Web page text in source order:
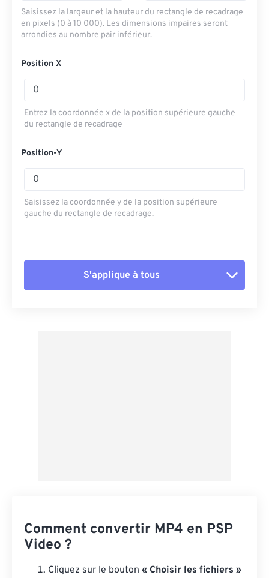
Saisissez la largeur et la hauteur du rectangle de recadrage
en pixels (0 à 10 000). Les dimensions impaires seront
arrondies au nombre pair inférieur.
Position X
Entrez la coordonnée x de la position supérieure gauche
du rectangle de recadrage
Position-Y
Saisissez la coordonnée y de la position supérieure
gauche du rectangle de recadrage.
S'applique à tous
Comment convertir MP4 en PSP
Video ?
Cliquez sur le bouton « Choisir les fichiers »